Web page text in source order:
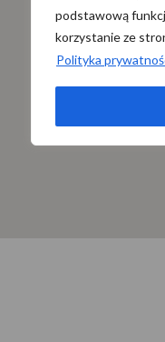
podstawową
korzystanie ze
Polityka